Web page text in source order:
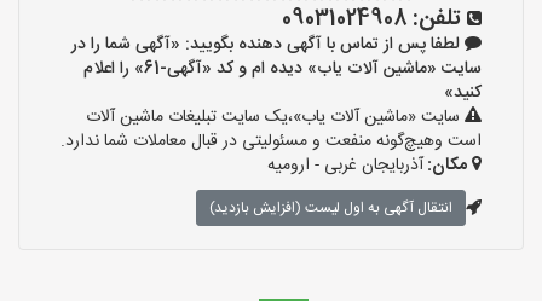
تلفن: 09031024908
لطفا پس از تماس با آگهی دهنده بگویید: «آگهی شما را در
سایت «ماشین آلات یاب» دیده ام و کد «آگهی-61» را اعلام
کنید»
سایت «ماشین آلات یاب»،یک سایت تبلیغات ماشین آلات
است وهیچ‌گونه منفعت و مسئولیتی در قبال معاملات شما ندارد.
مکان:آذربایجان غربی - ارومیه
انتقال آگهی به اول لیست (افزایش بازدید)